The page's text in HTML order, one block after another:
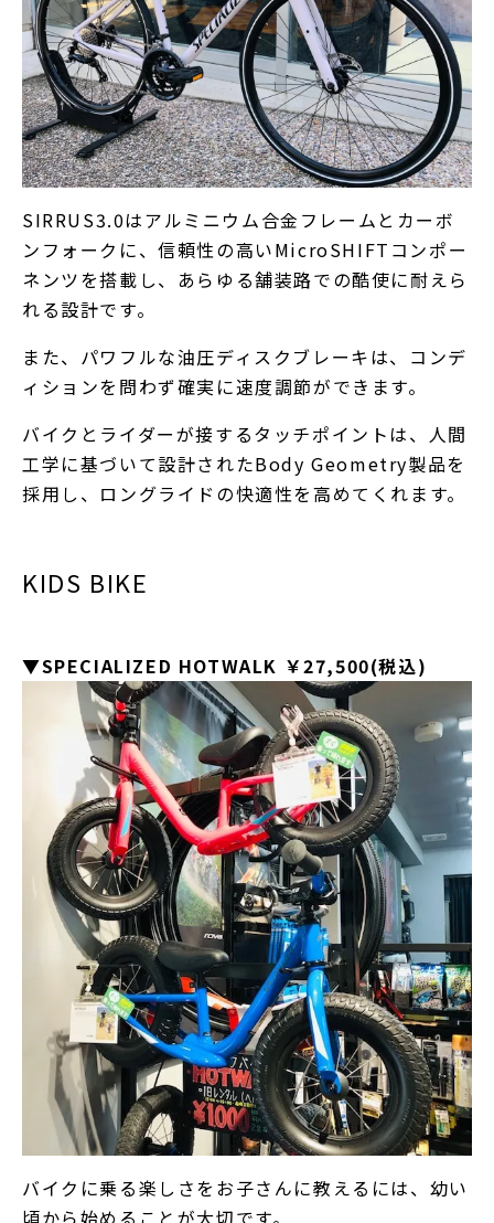
SIRRUS3.0はアルミニウム合金フレームとカーボ
ンフォークに、信頼性の高いMicroSHIFTコンポー
ネンツを搭載し、あらゆる舗装路での酷使に耐えら
れる設計です。
また、パワフルな油圧ディスクブレーキは、コンデ
ィションを問わず確実に速度調節ができます。
バイクとライダーが接するタッチポイントは、人間
工学に基づいて設計されたBody Geometry製品を
採用し、ロングライドの快適性を高めてくれます。
KIDS BIKE
▼SPECIALIZED HOTWALK ￥27,500(税込)
バイクに乗る楽しさをお子さんに教えるには、幼い
頃から始めることが大切です。